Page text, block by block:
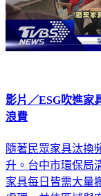
影片／ESG吹進家
浪費
隨著民眾家具汰換
升。台中市環保局
家具每日皆需大量